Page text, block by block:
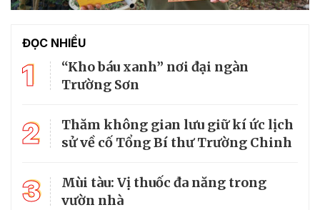
ĐỌC NHIỀU
1
“Kho báu xanh” nơi đại ngàn
Trường Sơn
2
Thăm không gian lưu giữ kí ức lịch
sử về cố Tổng Bí thư Trường Chinh
3
Mùi tàu: Vị thuốc đa năng trong
vườn nhà